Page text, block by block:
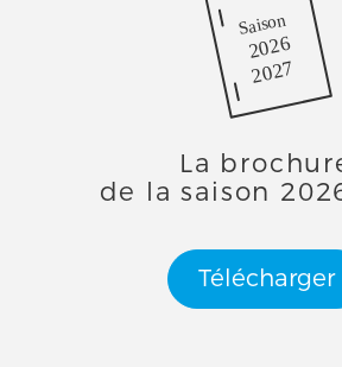
Saison
2026
2027
La
de la saison
Télécharger